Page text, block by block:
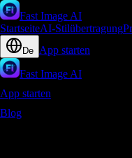
Fast Image AI
StartseiteAI-Stilübertragung
De App starten
Fast Image AI
App starten
Blog